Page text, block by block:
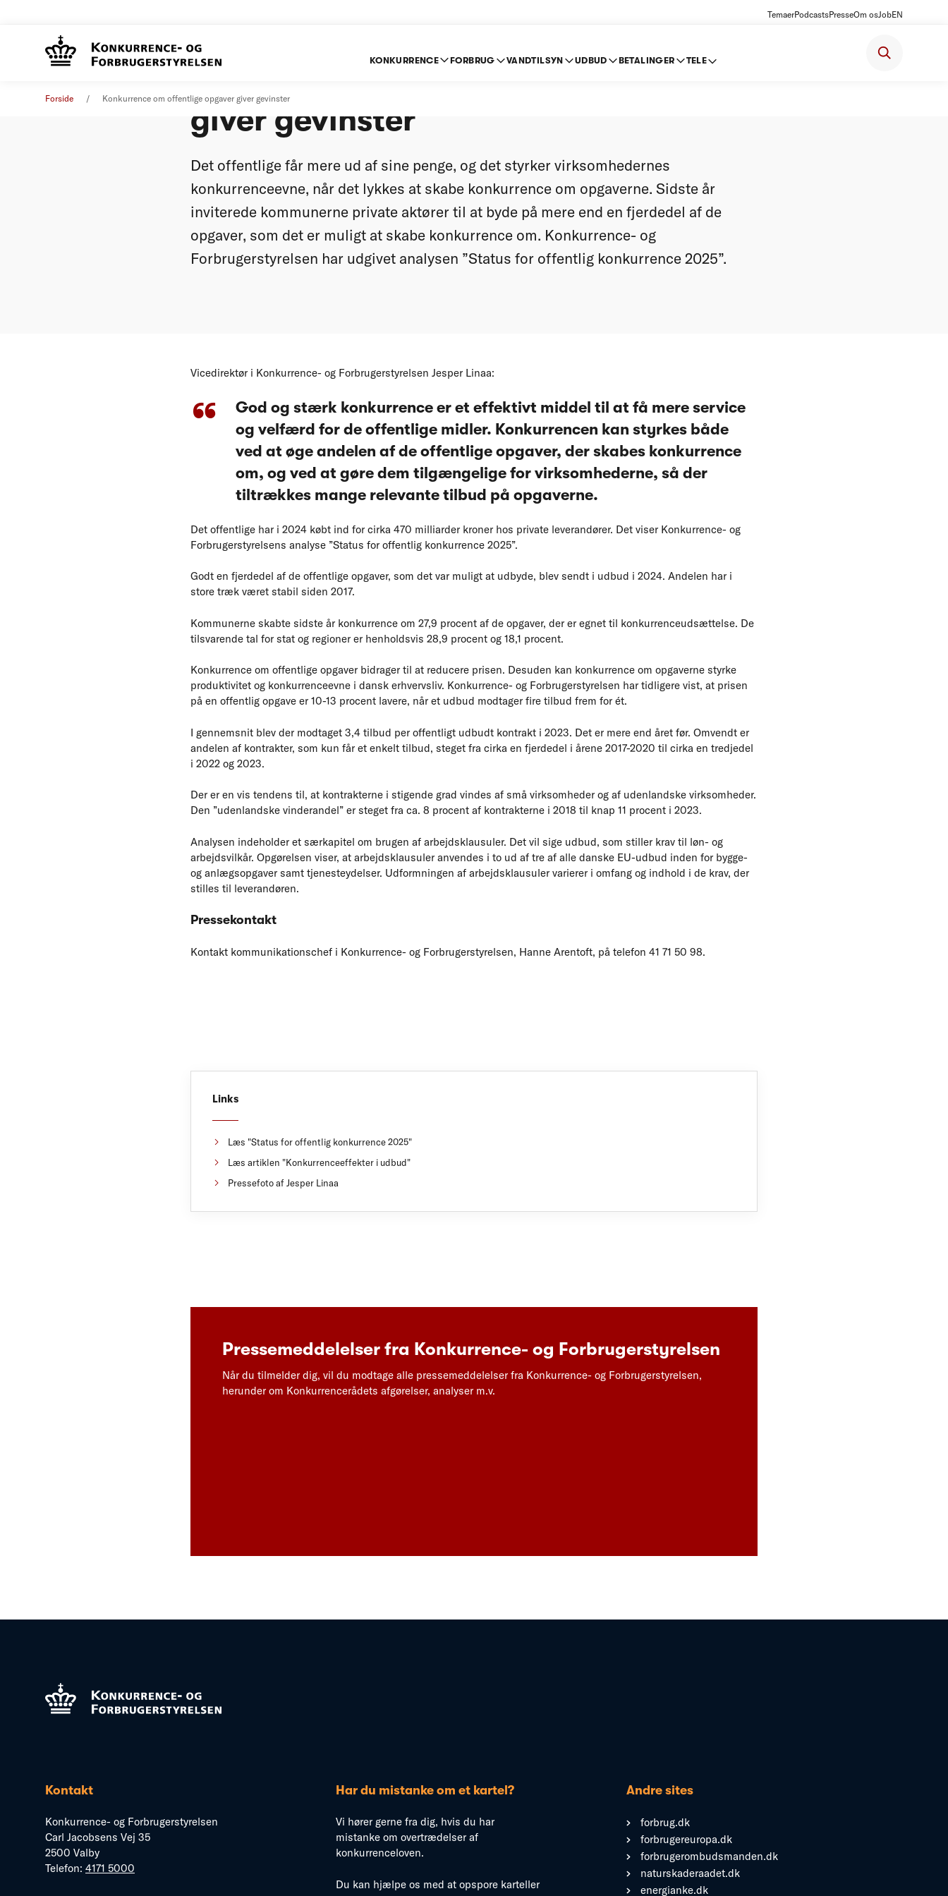
TemaerPodcastsPresseOm osJobEN
KONKURRENCE FORBRUG VANDTILSYN UDBUD BETALINGER TELE
Forside Konkurrence om offentlige opgaver giver gevinster
giver gevinster
Det offentlige får mere ud af sine penge, og det styrker virksomhedernes
konkurrenceevne, når det lykkes at skabe konkurrence om opgaverne. Sidste år
inviterede kommunerne private aktører til at byde på mere end en fjerdedel af de
opgaver, som det er muligt at skabe konkurrence om. Konkurrence- og
Forbrugerstyrelsen har udgivet analysen ”Status for offentlig konkurrence 2025”.
Vicedirektør i Konkurrence- og Forbrugerstyrelsen Jesper Linaa:
God og stærk konkurrence er et effektivt middel til at få mere service
og velfærd for de offentlige midler. Konkurrencen kan styrkes både
ved at øge andelen af de offentlige opgaver, der skabes konkurrence
om, og ved at gøre dem tilgængelige for virksomhederne, så der
tiltrækkes mange relevante tilbud på opgaverne.
Det offentlige har i 2024 købt ind for cirka 470 milliarder kroner hos private leverandører. Det viser Konkurrence- og
Forbrugerstyrelsens analyse ”Status for offentlig konkurrence 2025”.
Godt en fjerdedel af de offentlige opgaver, som det var muligt at udbyde, blev sendt i udbud i 2024. Andelen har i
store træk været stabil siden 2017.
Kommunerne skabte sidste år konkurrence om 27,9 procent af de opgaver, der er egnet til konkurrenceudsættelse. De
tilsvarende tal for stat og regioner er henholdsvis 28,9 procent og 18,1 procent.
Konkurrence om offentlige opgaver bidrager til at reducere prisen. Desuden kan konkurrence om opgaverne styrke
produktivitet og konkurrenceevne i dansk erhvervsliv. Konkurrence- og Forbrugerstyrelsen har tidligere vist, at prisen
på en offentlig opgave er 10-13 procent lavere, når et udbud modtager fire tilbud frem for ét.
I gennemsnit blev der modtaget 3,4 tilbud per offentligt udbudt kontrakt i 2023. Det er mere end året før. Omvendt er
andelen af kontrakter, som kun får et enkelt tilbud, steget fra cirka en fjerdedel i årene 2017-2020 til cirka en tredjedel
i 2022 og 2023.
Der er en vis tendens til, at kontrakterne i stigende grad vindes af små virksomheder og af udenlandske virksomheder.
Den ”udenlandske vinderandel” er steget fra ca. 8 procent af kontrakterne i 2018 til knap 11 procent i 2023.
Analysen indeholder et særkapitel om brugen af arbejdsklausuler. Det vil sige udbud, som stiller krav til løn- og
arbejdsvilkår. Opgørelsen viser, at arbejdsklausuler anvendes i to ud af tre af alle danske EU-udbud inden for bygge-
og anlægsopgaver samt tjenesteydelser. Udformningen af arbejdsklausuler varierer i omfang og indhold i de krav, der
stilles til leverandøren.
Pressekontakt
Kontakt kommunikationschef i Konkurrence- og Forbrugerstyrelsen, Hanne Arentoft, på telefon 41 71 50 98.
Links
Læs "Status for offentlig konkurrence 2025"
Læs artiklen "Konkurrenceeffekter i udbud"
Pressefoto af Jesper Linaa
Pressemeddelelser fra Konkurrence- og Forbrugerstyrelsen
Når du tilmelder dig, vil du modtage alle pressemeddelelser fra Konkurrence- og Forbrugerstyrelsen,
herunder om Konkurrencerådets afgørelser, analyser m.v.
Kontakt
Konkurrence- og Forbrugerstyrelsen
Carl Jacobsens Vej 35
2500 Valby
Telefon: 4171 5000
Har du mistanke om et kartel?
Vi hører gerne fra dig, hvis du har
mistanke om overtrædelser af
konkurrenceloven.
Du kan hjælpe os med at opspore karteller
Andre sites
forbrug.dk
forbrugereuropa.dk
forbrugerombudsmanden.dk
naturskaderaadet.dk
energianke.dk